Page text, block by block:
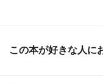
この本が好きな人に